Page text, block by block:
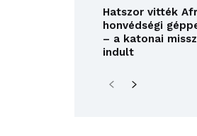
Hatszor vitték
honvédségi
– a katonai
indult